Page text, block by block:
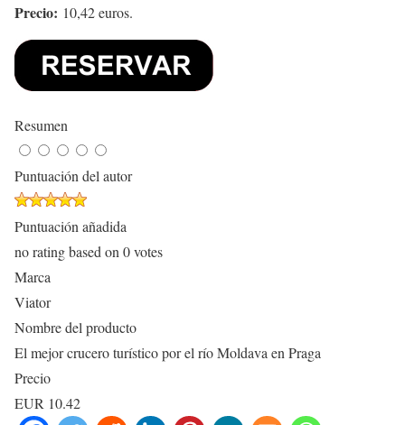
Precio: 10,42 euros.
Resumen
Puntuación del autor
Puntuación añadida
no ratingbased on 0votes
Marca
Viator
Nombre del producto
El mejor crucero turístico por el río Moldava en Praga
Precio
EUR 10.42